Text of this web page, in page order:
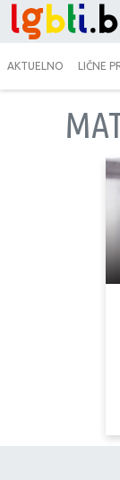
AKTUELNO LIČNE